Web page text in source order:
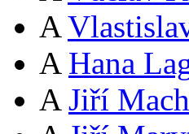
A
A Hana
A Jiří